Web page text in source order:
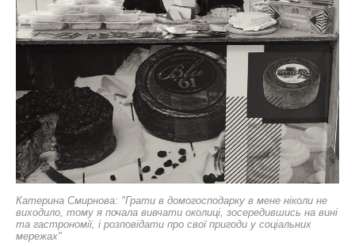
Катерина Смирнова: "Грати в домогосподарку в мене ніколи не
виходило, тому я почала вивчати околиці, зосередившись на вині
та гастрономії, і розповідати про свої пригоди у соціальних
мережах"